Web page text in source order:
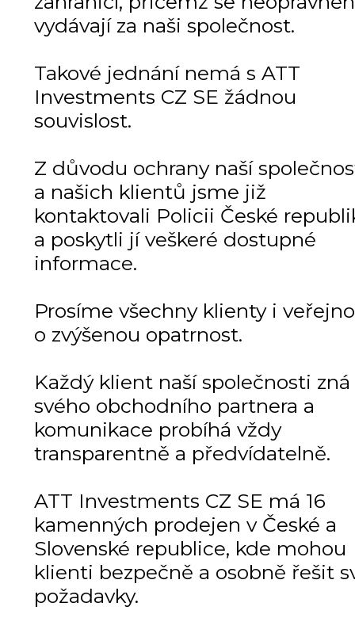
vydávají za naši společnost.
Takové jednání nemá s ATT
Investments CZ SE žádnou
souvislost.
Z důvodu ochrany naší
a našich klientů jsme již
kontaktovali Policii České
a poskytli jí veškeré dostupné
informace.
Prosíme všechny klienty i
o zvýšenou opatrnost.
Každý klient naší společnosti zná
svého obchodního partnera a
komunikace probíhá vždy
transparentně a předvídatelně.
ATT Investments CZ SE má 16
kamenných prodejen v České a
Slovenské republice, kde mohou
klienti bezpečně a osobně řešit
požadavky.